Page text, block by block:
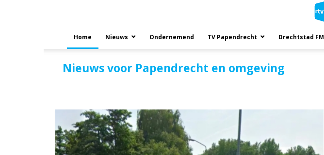
Home Nieuws Ondernemend TV Papendrecht Drechtstad FM
Nieuws voor Papendrecht en omgeving